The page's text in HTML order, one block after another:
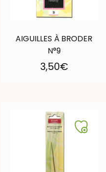
AIGUILLES À BRODER
N°9
3,50€